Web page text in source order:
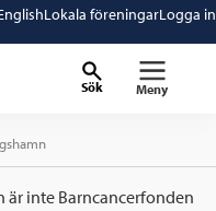
Lokala föreningarLogga in
Sök Meny
är inte Barncancerfonden